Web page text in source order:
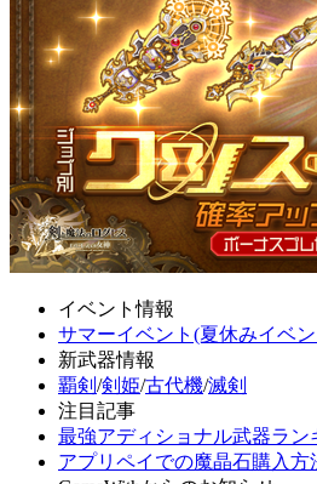
イベント情報
サマーイベント(夏休みイベ
新武器情報
覇剣 /剣姫/古代機/滅剣
注目記事
最強アディショナル武器ラン
アプリペイでの魔晶石購入方